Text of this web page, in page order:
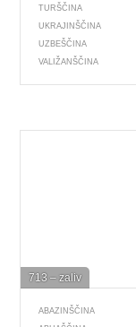
TURŠČINA
UKRAJINŠČINA
UZBEŠČINA
VALIŽANŠČINA
713 – zaliv
ABAZINŠČINA